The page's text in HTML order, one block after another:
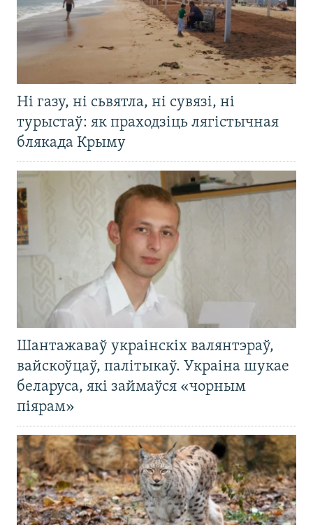
Ні газу, ні сьвятла, ні сувязі, ні
турыстаў: як праходзіць лягістычная
блякада Крыму
Шантажаваў украінскіх валянтэраў,
вайскоўцаў, палітыкаў. Украіна шукае
беларуса, які займаўся «чорным
піярам»